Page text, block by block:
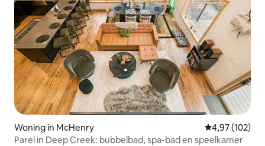
Woning in McHenry Gemiddelde
4,97 (102)
Parel in Deep Creek: bubbelbad, spa-bad en speelkamer